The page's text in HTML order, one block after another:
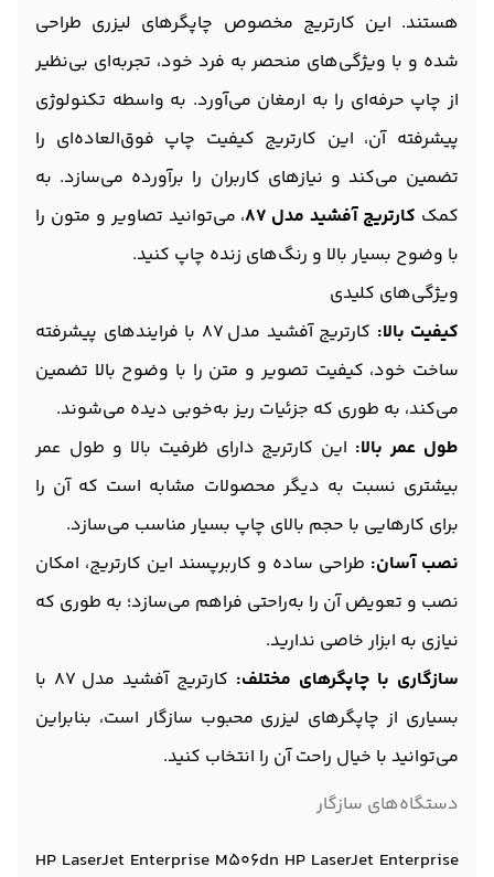
هستند. این کارتریج مخصوص چاپگرهای لیزری طراحی
شده و با ویژگی‌های منحصر به فرد خود، تجربه‌ای بی‌نظیر
از چاپ حرفه‌ای را به ارمغان می‌آورد. به واسطه تکنولوژی
پیشرفته آن، این کارتریج کیفیت چاپ فوق‌العاده‌ای را
تضمین می‌کند و نیازهای کاربران را برآورده می‌سازد. به
کمک کارتریج آفشید مدل 87
، می‌توانید تصاویر و متون را
با وضوح بسیار بالا و رنگ‌های زنده چاپ کنید.
ویژگی‌های کلیدی
کیفیت بالا:
کارتریج آفشید مدل 87 با فرایندهای پیشرفته
ساخت خود، کیفیت تصویر و متن را با وضوح بالا تضمین
می‌کند، به طوری که جزئیات ریز به‌خوبی دیده می‌شوند.
طول عمر بالا: این کارتریج دارای ظرفیت بالا و طول عمر
بیشتری نسبت به دیگر محصولات مشابه است که آن را
برای کارهایی با حجم بالای چاپ بسیار مناسب می‌سازد.
نصب آسان: طراحی ساده و کاربرپسند این کارتریج، امکان
نصب و تعویض آن را به‌راحتی فراهم می‌سازد؛ به طوری که
نیازی به ابزار خاصی ندارید.
سازگاری با چاپگرهای مختلف:
کارتریج آفشید مدل 87 با
بسیاری از چاپگرهای لیزری محبوب سازگار است، بنابراین
می‌توانید با خیال راحت آن را انتخاب کنید.
دستگاه‌های سازگار
HP LaserJet Enterprise M506dn HP LaserJet Enterprise